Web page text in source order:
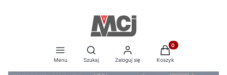
Menu
Otwórz wyszukiwarkę
Szukaj Zaloguj się
Produkty w
Koszyk